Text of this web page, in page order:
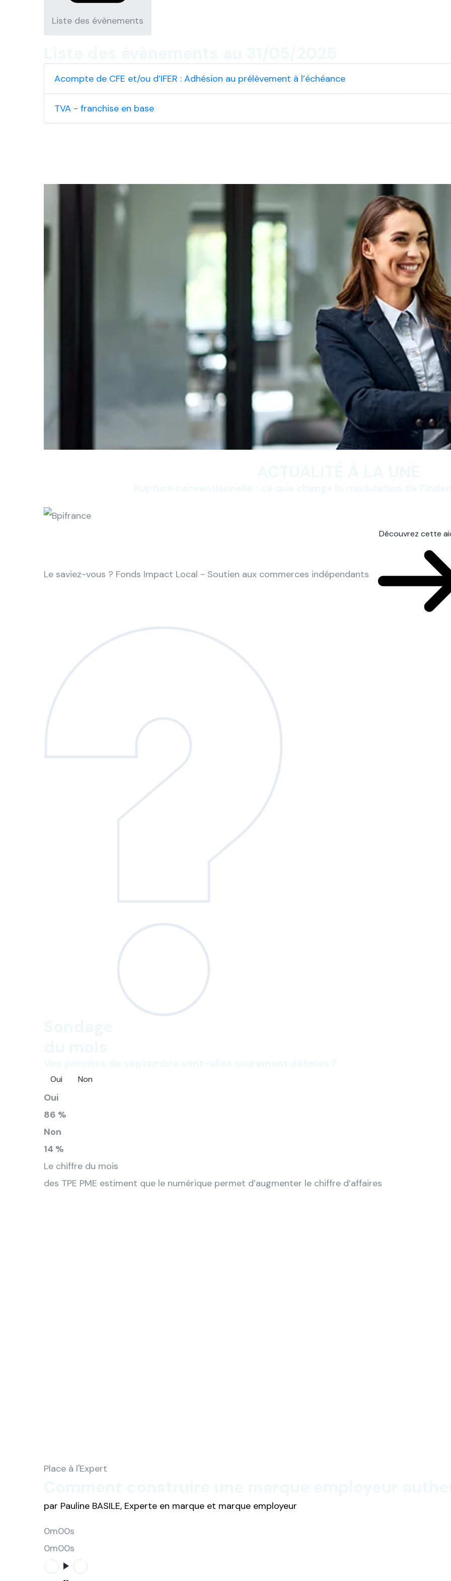
Liste des évènements
Acompte de CFE et/ou d’IFER : Adhésion au prélèvement à l’échéance
TVA - franchise en base
Le saviez-vous ? Fonds Impact Local - Soutien aux commerces indépendants
Découvrez cette
Oui Non
Oui
86 %
Non
14 %
Le chiffre du mois
des TPE PME estiment que le numérique permet d’augmenter le chiffre d’affaires
Place à l'Expert
par Pauline BASILE, Experte en marque et marque employeur
0m00s
0m00s